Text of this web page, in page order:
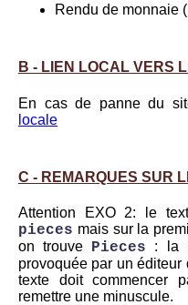
Rendu de monnaie
B - LIEN LOCAL VERS
En cas de panne du
locale
C - REMARQUES SUR
Attention EXO 2: le
pieces mais sur la
on trouve Pieces : la
provoquée par un
texte doit commencer
remettre une minuscule.